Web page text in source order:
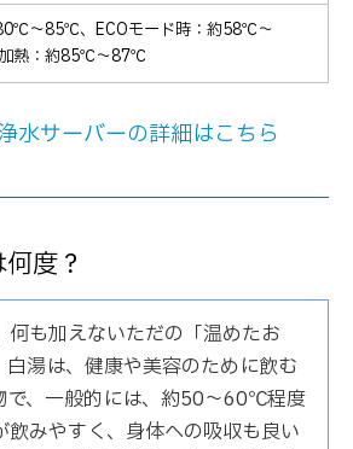
～85℃、ECOモード時：約58℃～
熱：約85℃～87℃
水サーバーの詳細はこちら
度？
何も加えないただの「温めたお
白湯は、健康や美容のために飲む
で、一般的には、約50～60℃程度
飲みやすく、身体への吸収も良い